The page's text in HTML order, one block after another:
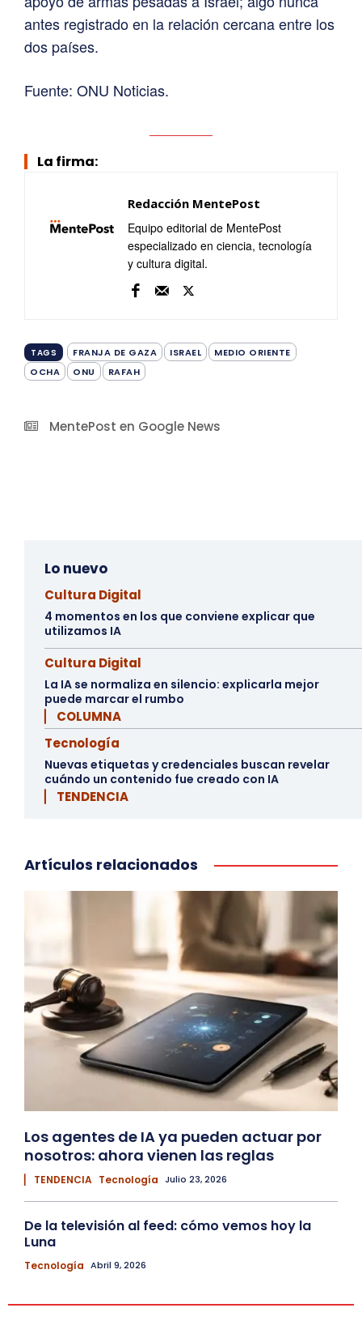
antes registrado en la relación cercana entre los
dos países.
Fuente: ONU Noticias.
La firma:
Redacción MentePost
Equipo editorial de MentePost
especializado en ciencia, tecnología
y cultura digital.
TAGS FRANJA DE GAZA ISRAEL
MEDIO ORIENTE
OCHA
ONU RAFAH
MentePost en Google News
Lo nuevo
Cultura Digital
4 momentos en los que conviene explicar que
utilizamos IA
Cultura Digital
La IA se normaliza en silencio: explicarla mejor
puede marcar el rumbo
▏ COLUMNA
Tecnología
Nuevas etiquetas y credenciales buscan revelar
cuándo un contenido fue creado con IA
▏ TENDENCIA
Artículos relacionados
Los agentes de IA ya pueden actuar por
nosotros: ahora vienen las reglas
▏ TENDENCIA Tecnología Julio 23, 2026
De la televisión al feed: cómo vemos hoy la
Luna
Tecnología Abril 9, 2026